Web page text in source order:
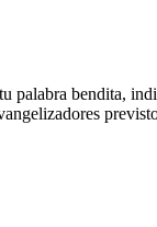
palabra bendita,